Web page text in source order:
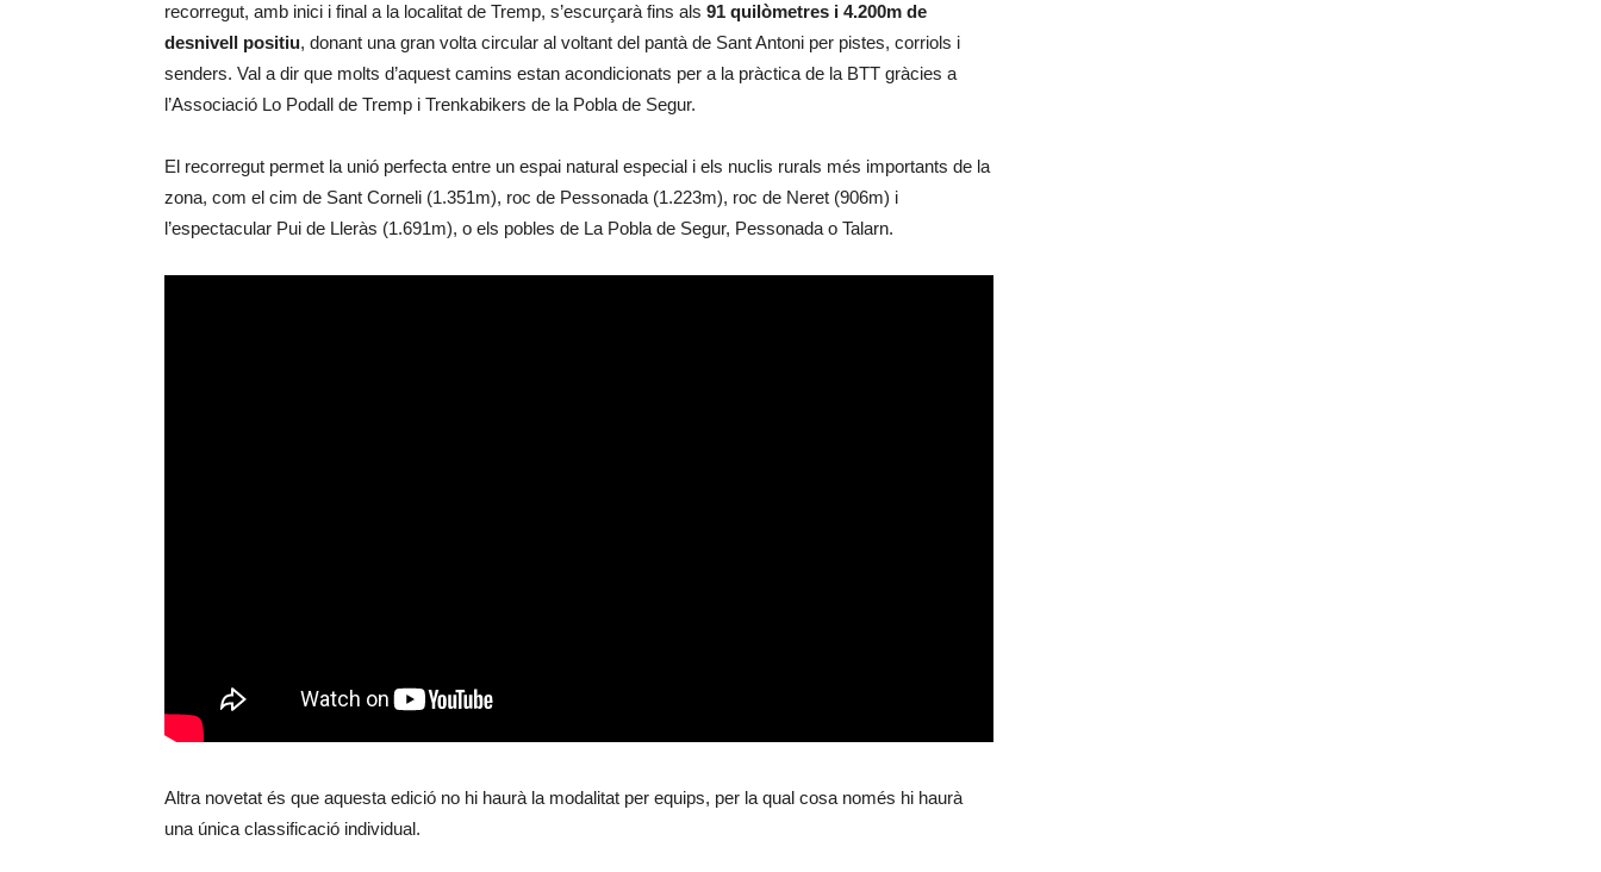
recorregut, amb inici i final a la localitat de Tremp, s’escurçarà fins als 91 quilòmetres i 4.200m de
desnivell positiu, donant una gran volta circular al voltant del pantà de Sant Antoni per pistes, corriols i
senders. Val a dir que molts d’aquest camins estan acondicionats per a la pràctica de la BTT gràcies a
l’Associació Lo Podall de Tremp i Trenkabikers de la Pobla de Segur.
El recorregut permet la unió perfecta entre un espai natural especial i els nuclis rurals més importants de la
zona, com el cim de Sant Corneli (1.351m), roc de Pessonada (1.223m), roc de Neret (906m) i
l’espectacular Pui de Lleràs (1.691m), o els pobles de La Pobla de Segur, Pessonada o Talarn.
Altra novetat és que aquesta edició no hi haurà la modalitat per equips, per la qual cosa només hi haurà
una única classificació individual.